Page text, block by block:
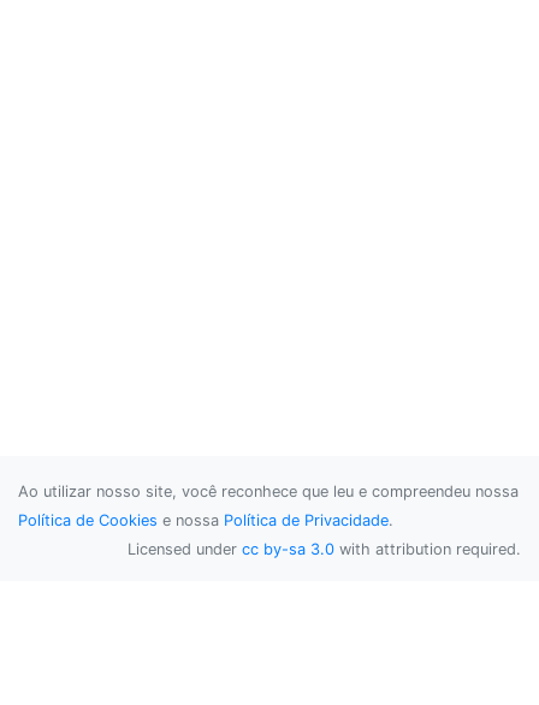
Ao utilizar nosso site, você reconhece que leu e compreendeu nossa
Política de Cookies e nossa Política de Privacidade.
Licensed under cc by-sa 3.0 with attribution required.